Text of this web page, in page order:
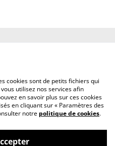
légales
cookies sont de petits fichiers qui
utilisez nos services afin
en savoir plus sur ces cookies
en cliquant sur « Paramètres des
notre politique de cookies.